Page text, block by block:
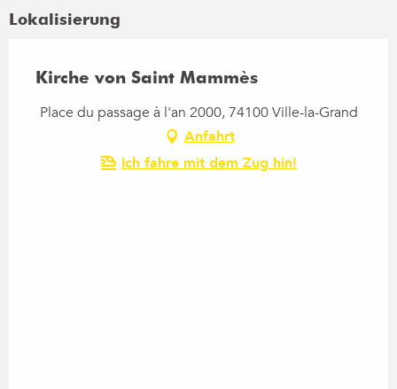
Lokalisierung
Kirche von Saint Mammès
Place du passage à l'an 2000, 74100 Ville-la-Grand
Anfahrt
Ich fahre mit dem Zug hin!